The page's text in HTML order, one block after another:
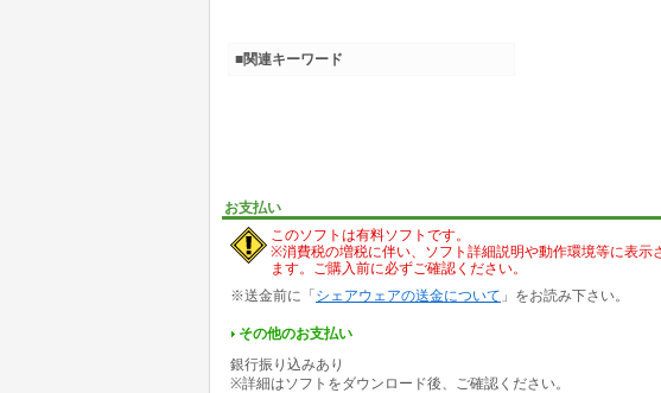
お支払い
このソフトは有料ソフトです。
※消費税の増税に伴い、ソフト詳細説明や動作環境等に表
ます。ご購入前に必ずご確認ください。
※送金前に「シェアウェアの送金について 」をお読み下さい。
その他のお支払い
銀行振り込みあり
※詳細はソフトをダウンロード後、ご確認ください。
■関連キーワード